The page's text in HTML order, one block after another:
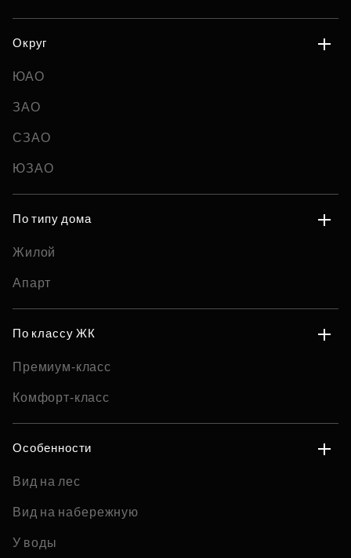
Округ
ЮАО
ЗАО
СЗАО
ЮЗАО
По типу дома
Жилой
Апарт
По классу ЖК
Премиум-класс
Комфорт-класс
Особенности
Вид на лес
Вид на набережную
У воды